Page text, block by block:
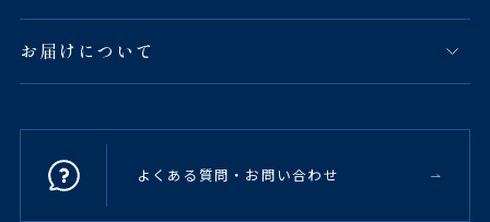
お届けについて
よくある質問・お問い合わせ